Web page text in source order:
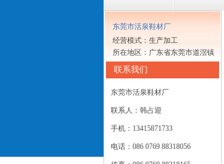
东莞市活泉鞋材厂
经营模式：生产加工
所在地区：广东省东莞市道滘镇
联系我们
东莞市活泉鞋材厂
联系人：韩占迎
手机：13415871733
电话：086 0769 88318056